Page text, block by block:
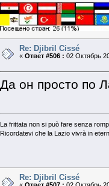
Re: Djibril Cissé
«Ответ #506 : 02 Октябрь
Да он просто по
La frittata non si può fare senza
Ricordatevi che la Lazio vivrà in
Re: Djibril Cissé